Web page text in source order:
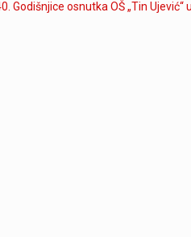
Godišnjice osnutka OŠ „Tin